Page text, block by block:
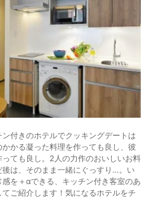
付きのホテルでクッキングデートは
かる凝った料理を作っても良し、彼
ても良し。2人の力作のおいしいお料
は、そのまま一緒にぐっすり…。い
を＋αできる、キッチン付き客室のあ
ご紹介します！気になるホテルをチ